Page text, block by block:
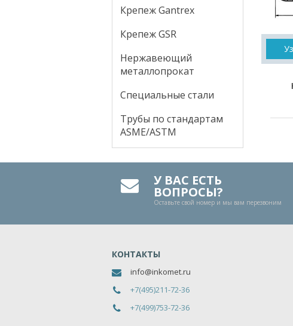
Крепеж Gantrex
Крепеж GSR
Нержавеющий
металлопрокат
Специальные стали
Трубы по стандартам
ASME/ASTM
У ВАС ЕСТЬ
ВОПРОСЫ?
Оставьте свой номер и мы вам перезвоним
КОНТАКТЫ
info@inkomet.ru
+7(495)211-72-36
+7(499)753-72-36